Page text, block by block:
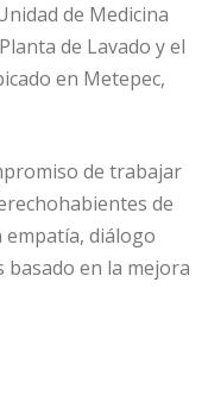
de Medicina
de Lavado y el
en Metepec,
de trabajar
de
diálogo
en la mejora